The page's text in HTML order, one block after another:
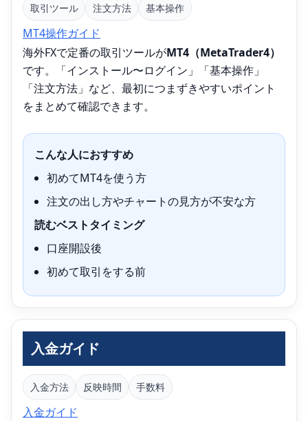
取引ツール 注文方法 基本操作
MT4操作ガイド
海外FXで定番の取引ツールがMT4（MetaTrader4）
です。「インストール〜ログイン」「基本操作」
「注文方法」など、最初につまずきやすいポイント
をまとめて確認できます。
こんな人におすすめ
初めてMT4を使う方
注文の出し方やチャートの見方が不安な方
読むベストタイミング
口座開設後
初めて取引をする前
入金ガイド
入金方法 反映時間 手数料
入金ガイド